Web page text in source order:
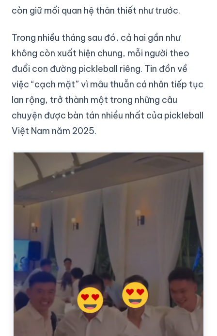
còn giữ mối quan hệ thân thiết như trước.
Trong nhiều tháng sau đó, cả hai gần như
không còn xuất hiện chung, mỗi người theo
đuổi con đường pickleball riêng. Tin đồn về
việc “cạch mặt” vì mâu thuẫn cá nhân tiếp tục
lan rộng, trở thành một trong những câu
chuyện được bàn tán nhiều nhất của pickleball
Việt Nam năm 2025.